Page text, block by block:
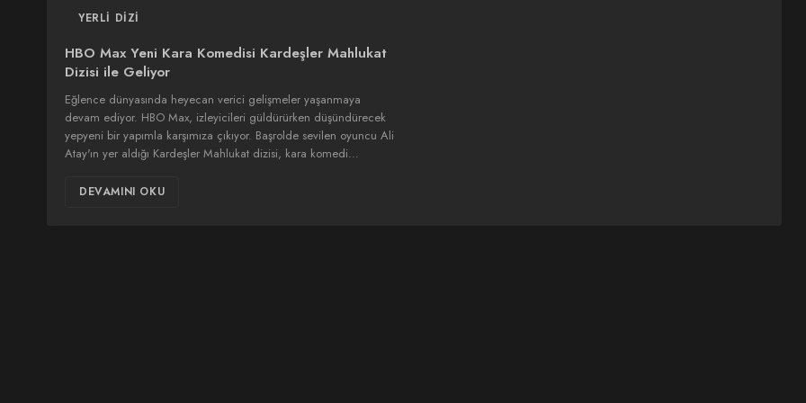
YERLI DIZI
HBO Max Yeni Kara Komedisi Kardeşler Mahlukat
Dizisi ile Geliyor
Eğlence dünyasında heyecan verici gelişmeler yaşanmaya
devam ediyor. HBO Max, izleyicileri güldürürken düşündürecek
yepyeni bir yapımla karşımıza çıkıyor. Başrolde sevilen oyuncu Ali
Atay'ın yer aldığı Kardeşler Mahlukat dizisi, kara komedi…
DEVAMINI OKU